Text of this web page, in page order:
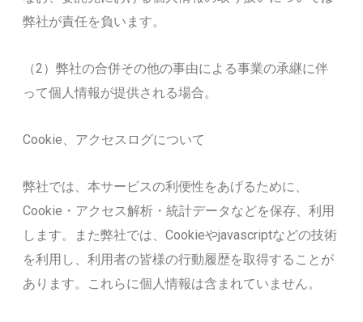
弊社が責任を負います。
（2）弊社の合併その他の事由による事業の承継に伴
って個人情報が提供される場合。
Cookie、アクセスログについて
弊社では、本サービスの利便性をあげるために、
Cookie・アクセス解析・統計データなどを保存、利用
します。また弊社では、Cookieやjavascriptなどの技術
を利用し、利用者の皆様の行動履歴を取得することが
あります。これらに個人情報は含まれていません。